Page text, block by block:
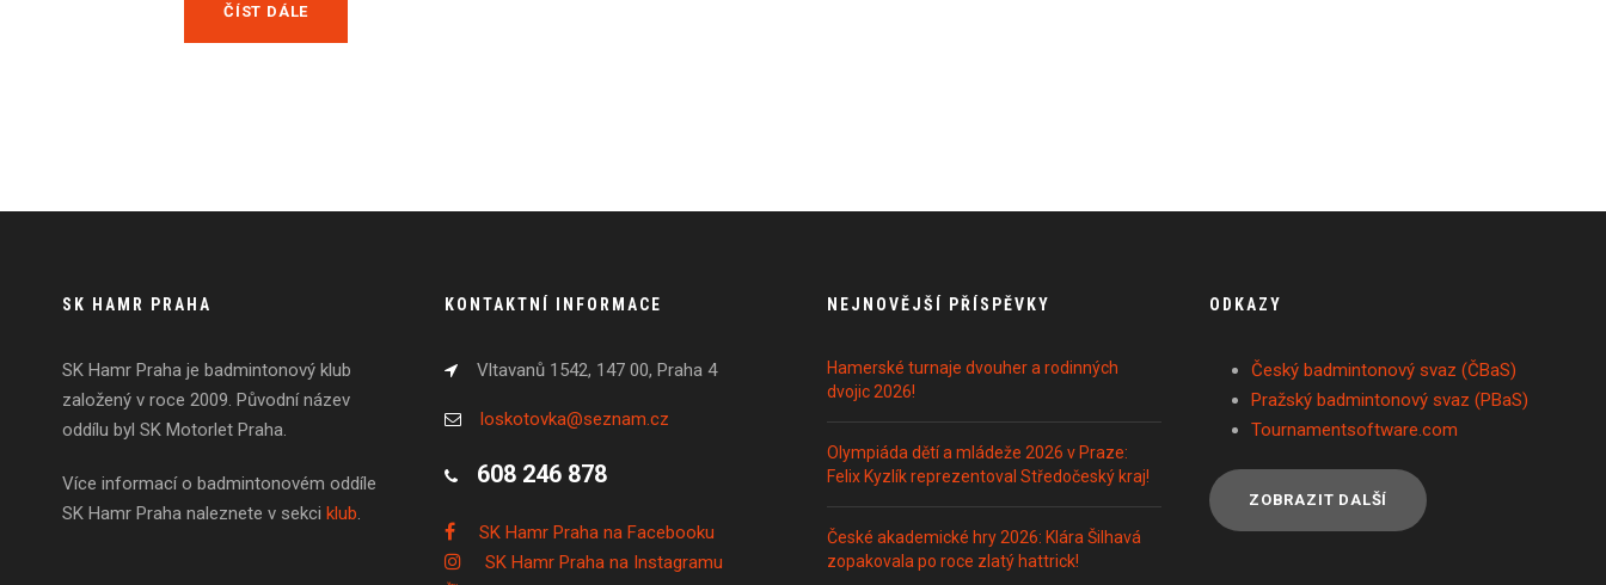
ČÍST DÁLE
SK HAMR PRAHA
SK Hamr Praha je badmintonový klub
založený v roce 2009. Původní název
oddílu byl SK Motorlet Praha.
Více informací o badmintonovém oddíle
SK Hamr Praha naleznete v sekci klub.
KONTAKTNÍ INFORMACE
Vltavanů 1542, 147 00, Praha 4
loskotovka@seznam.cz
608 246 878
SK Hamr Praha na Facebooku
SK Hamr Praha na Instagramu
NEJNOVĚJŠÍ PŘÍSPĚVKY
Hamerské turnaje dvouher a rodinných
dvojic 2026!
Olympiáda dětí a mládeže 2026 v Praze:
Felix Kyzlík reprezentoval Středočeský kraj!
České akademické hry 2026: Klára Šilhavá
zopakovala po roce zlatý hattrick!
ODKAZY
Český badmintonový svaz (ČBaS)
Pražský badmintonový svaz (PBaS)
Tournamentsoftware.com
ZOBRAZIT DALŠÍ